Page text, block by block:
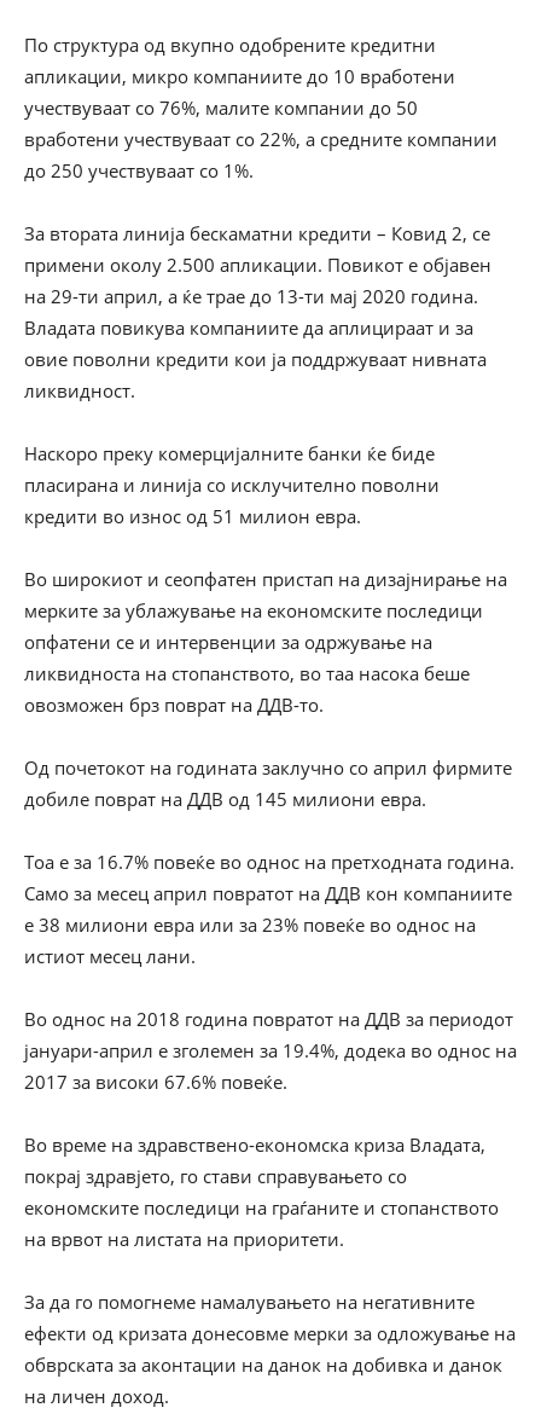
По структура од вкупно одобрените кредитни
апликации, микро компаниите до 10 вработени
учествуваат со 76%, малите компании до 50
вработени учествуваат со 22%, а средните компании
до 250 учествуваат со 1%.
За втората линија бескаматни кредити – Ковид 2, се
примени околу 2.500 апликации. Повикот е објавен
на 29-ти април, а ќе трае до 13-ти мај 2020 година.
Владата повикува компаниите да аплицираат и за
овие поволни кредити кои ја поддржуваат нивната
ликвидност.
Наскоро преку комерцијалните банки ќе биде
пласирана и линија со исклучително поволни
кредити во износ од 51 милион евра.
Во широкиот и сеопфатен пристап на дизајнирање на
мерките за ублажување на економските последици
опфатени се и интервенции за одржување на
ликвидноста на стопанството, во таа насока беше
овозможен брз поврат на ДДВ-то.
Од почетокот на годината заклучно со април фирмите
добиле поврат на ДДВ од 145 милиони евра.
Тоа е за 16.7% повеќе во однос на претходната година.
Само за месец април повратот на ДДВ кон компаниите
е 38 милиони евра или за 23% повеќе во однос на
истиот месец лани.
Во однос на 2018 година повратот на ДДВ за периодот
јануари-април е зголемен за 19.4%, додека во однос на
2017 за високи 67.6% повеќе.
Во време на здравствено-економска криза Владата,
покрај здравјето, го стави справувањето со
економските последици на граѓаните и стопанството
на врвот на листата на приоритети.
За да го помогнеме намалувањето на негативните
ефекти од кризата донесовме мерки за одложување на
обврската за аконтации на данок на добивка и данок
на личен доход.